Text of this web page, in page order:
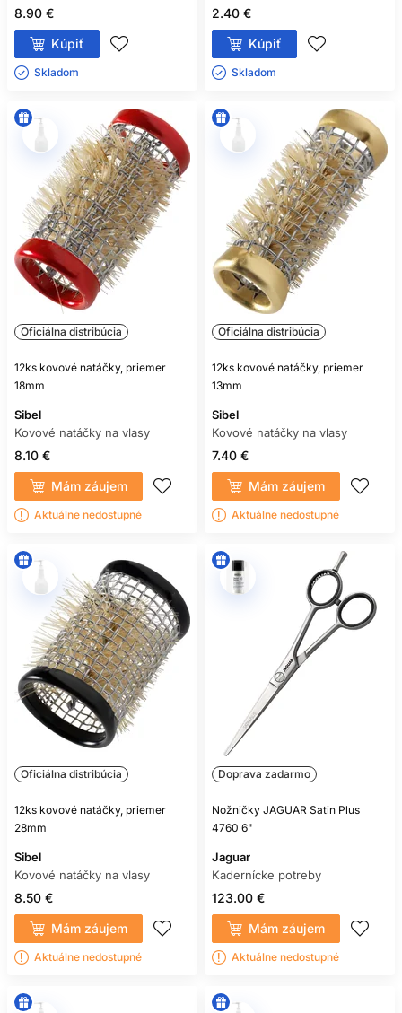
8.90 €
Kúpiť
Skladom ㅤ
2.40 €
Kúpiť
Skladom ㅤ
Oficiálna distribúcia
12ks kovové natáčky, priemer
18mm
Sibel
Kovové natáčky na vlasy
8.10 €
Mám záujem
Aktuálne nedostupné
Oficiálna distribúcia
12ks kovové natáčky, priemer
13mm
Sibel
Kovové natáčky na vlasy
7.40 €
Mám záujem
Aktuálne nedostupné
Oficiálna distribúcia
12ks kovové natáčky, priemer
28mm
Sibel
Kovové natáčky na vlasy
8.50 €
Mám záujem
Aktuálne nedostupné
Doprava zadarmo
Nožničky JAGUAR Satin Plus
4760 6"
Jaguar
Kadernícke potreby
123.00 €
Mám záujem
Aktuálne nedostupné